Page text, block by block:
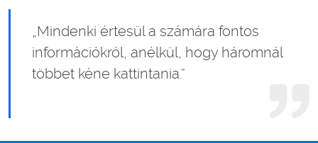
„Mindenki értesül a számára fontos
információkról, anélkül, hogy háromnál
többet kéne kattintania.”